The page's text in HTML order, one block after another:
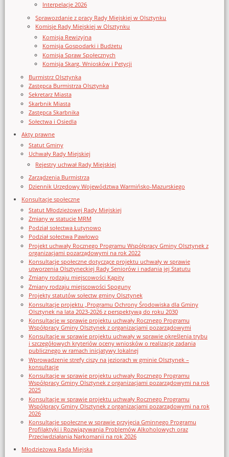
Interpelacje 2026
Sprawozdanie z pracy Rady Miejskiej w Olsztynku
Komisje Rady Miejskiej w Olsztynku
Komisja Rewizyjna
Komisja Gospodarki i Budżetu
Komisja Spraw Społecznych
Komisja Skarg, Wniosków i Petycji
Burmistrz Olsztynka
Zastępca Burmistrza Olsztynka
Sekretarz Miasta
Skarbnik Miasta
Zastępca Skarbnika
Sołectwa i Osiedla
Akty prawne
Statut Gminy
Uchwały Rady Miejskiej
Rejestry uchwał Rady Miejskiej
Zarządzenia Burmistrza
Dziennik Urzędowy Województwa Warmińsko-Mazurskiego
Konsultacje społeczne
Statut Młodzieżowej Rady Miejskiej
Zmiany w statucie MRM
Podział sołectwa Łutynowo
Podział sołectwa Pawłowo
Projekt uchwały Rocznego Programu Współpracy Gminy Olsztynek z
organizacjami pozarządowymi na rok 2022
Konsultacje społeczne dotyczące projektu uchwały w sprawie
utworzenia Olsztyneckiej Rady Seniorów i nadania jej Statutu
Zmiany rodzaju miejscowości Kąpity
Zmiany rodzaju miejscowości Spoguny
Projekty statutów sołectw gminy Olsztynek
Konsultacje projektu „Programu Ochrony Środowiska dla Gminy
Olsztynek na lata 2023-2026 z perspektywą do roku 2030
Konsultacje w sprawie projektu uchwały Rocznego Programu
Współpracy Gminy Olsztynek z organizacjami pozarządowymi
Konsultacje w sprawie projektu uchwały w sprawie określenia trybu
i szczegółowych kryteriów oceny wniosków o realizację zadania
publicznego w ramach inicjatywy lokalnej
Wprowadzenie strefy ciszy na jeziorach w gminie Olsztynek –
konsultacje
Konsultacje w sprawie projektu uchwały Rocznego Programu
Współpracy Gminy Olsztynek z organizacjami pozarządowymi na rok
2025
Konsultacje w sprawie projektu uchwały Rocznego Programu
Współpracy Gminy Olsztynek z organizacjami pozarządowymi na rok
2026
Konsultacje społeczne w sprawie przyjęcia Gminnego Programu
Profilaktyki i Rozwiązywania Problemów Alkoholowych oraz
Przeciwdziałania Narkomanii na rok 2026
Młodzieżowa Rada Miejska